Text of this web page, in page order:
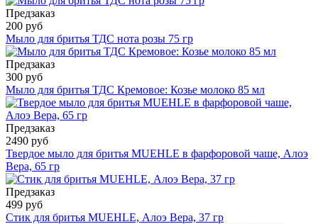
Предзаказ
200 руб
Мыло для бритья ТДС нота розы 75 гр
Предзаказ
300 руб
Мыло для бритья ТДС Кремовое: Козье молоко 85 мл
Предзаказ
2490 руб
Твердое мыло для бритья MUEHLE в фарфоровой чаше, Алоэ
Вера, 65 гр
Предзаказ
499 руб
Стик для бритья MUEHLE, Алоэ Вера, 37 гр